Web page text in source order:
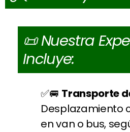
📜 Nuestra
Incluye:
🚐 Transporte
Desplazamiento
en van o bus,